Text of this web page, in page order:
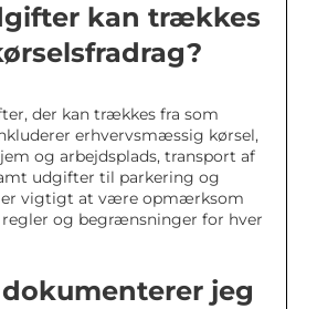
kan trækkes
der kan trækkes fra som
erhvervsmæssig kørsel,
og arbejdsplads, transport af
udgifter til parkering og
er vigtigt at være opmærksom
regler og begrænsninger for hver
jeg